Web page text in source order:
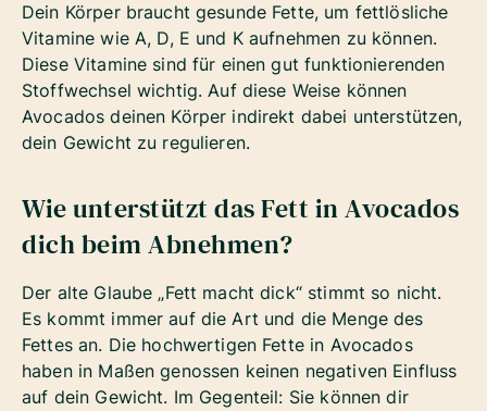
Dein Körper braucht gesunde Fette, um fettlösliche
Vitamine wie A, D, E und K aufnehmen zu können.
Diese Vitamine sind für einen gut funktionierenden
Stoffwechsel wichtig. Auf diese Weise können
Avocados deinen Körper indirekt dabei unterstützen,
dein Gewicht zu regulieren.
Wie unterstützt das Fett in Avocados
dich beim Abnehmen?
Der alte Glaube „Fett macht dick“ stimmt so nicht.
Es kommt immer auf die Art und die Menge des
Fettes an. Die hochwertigen Fette in Avocados
haben in Maßen genossen keinen negativen Einfluss
auf dein Gewicht. Im Gegenteil: Sie können dir